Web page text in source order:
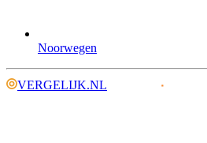
Noorwegen
VERGELIJK.NL